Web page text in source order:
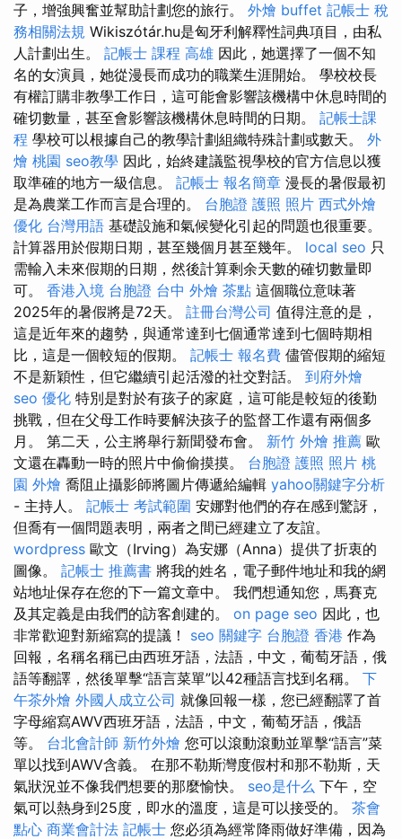
子，增強興奮並幫助計劃您的旅行。 外燴 buffet 記帳士 稅
務相關法規 Wikiszótár.hu是匈牙利解釋性詞典項目，由私
人計劃出生。 記帳士 課程 高雄 因此，她選擇了一個不知
名的女演員，她從漫長而成功的職業生涯開始。 學校校長
有權訂購非教學工作日，這可能會影響該機構中休息時間的
確切數量，甚至會影響該機構休息時間的日期。 記帳士課
程 學校可以根據自己的教學計劃組織特殊計劃或數天。 外
燴 桃園 seo教學 因此，始終建議監視學校的官方信息以獲
取準確的地方一級信息。 記帳士 報名簡章 漫長的暑假最初
是為農業工作而言是合理的。 台胞證 護照 照片 西式外燴
優化 台灣用語 基礎設施和氣候變化引起的問題也很重要。
計算器用於假期日期，甚至幾個月甚至幾年。 local seo 只
需輸入未來假期的日期，然後計算剩余天數的確切數量即
可。 香港入境 台胞證 台中 外燴 茶點 這個職位意味著
2025年的暑假將是72天。 註冊台灣公司 值得注意的是，
這是近年來的趨勢，與通常達到七個通常達到七個時期相
比，這是一個較短的假期。 記帳士 報名費 儘管假期的縮短
不是新穎性，但它繼續引起活潑的社交對話。 到府外燴
seo 優化 特別是對於有孩子的家庭，這可能是較短的後勤
挑戰，但在父母工作時要解決孩子的監督工作還有兩個多
月。 第二天，公主將舉行新聞發布會。 新竹 外燴 推薦 歐
文還在轟動一時的照片中偷偷摸摸。 台胞證 護照 照片 桃
園 外燴 喬阻止攝影師將圖片傳遞給編輯 yahoo關鍵字分析
- 主持人。 記帳士 考試範圍 安娜對他們的存在感到驚訝，
但喬有一個問題表明，兩者之間已經建立了友誼。
wordpress 歐文（Irving）為安娜（Anna）提供了折衷的
圖像。 記帳士 推薦書 將我的姓名，電子郵件地址和我的網
站地址保存在您的下一篇文章中。 我們想通知您，馬賽克
及其定義是由我們的訪客創建的。 on page seo 因此，也
非常歡迎對新縮寫的提議！ seo 關鍵字 台胞證 香港 作為
回報，名稱名稱已由西班牙語，法語，中文，葡萄牙語，俄
語等翻譯，然後單擊“語言菜單”以42種語言找到名稱。 下
午茶外燴 外國人成立公司 就像回報一樣，您已經翻譯了首
字母縮寫AWV西班牙語，法語，中文，葡萄牙語，俄語
等。 台北會計師 新竹外燴 您可以滾動滾動並單擊“語言”菜
單以找到AWV含義。 在那不勒斯灣度假村和那不勒斯，天
氣狀況並不像我們想要的那麼愉快。 seo是什么 下午，空
氣可以熱身到25度，即水的溫度，這是可以接受的。 茶會
點心 商業會計法 記帳士 您必須為經常降雨做好準備，因為